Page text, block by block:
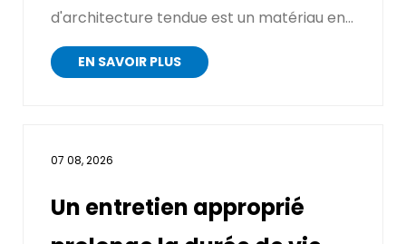
d'architecture tendue est un matériau en
tissu fin et fl...
EN SAVOIR PLUS
07 08, 2026
Un entretien approprié